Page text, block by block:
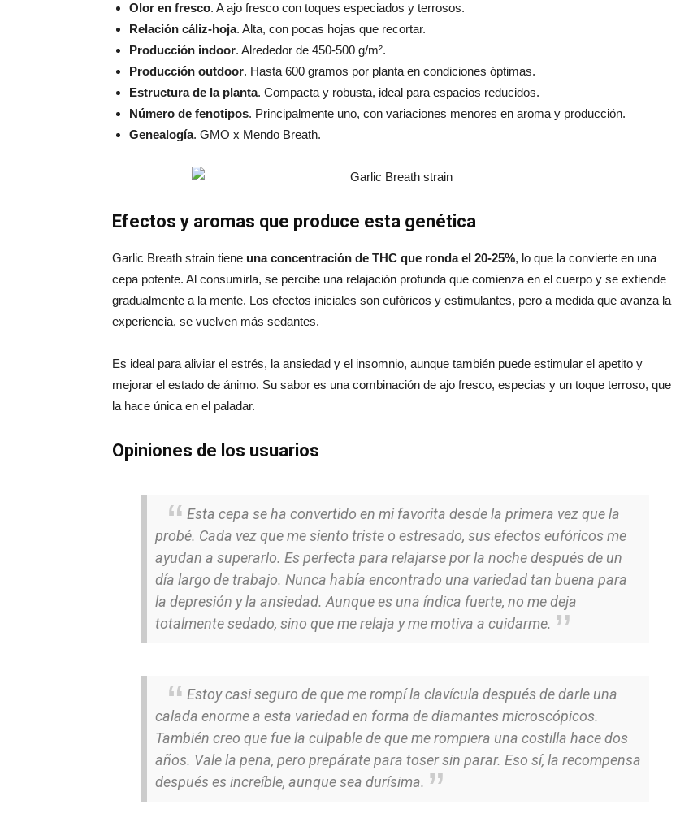
Olor en fresco. A ajo fresco con toques especiados y terrosos.
Relación cáliz-hoja. Alta, con pocas hojas que recortar.
Producción indoor. Alrededor de 450-500 g/m².
Producción outdoor. Hasta 600 gramos por planta en condiciones óptimas.
Estructura de la planta. Compacta y robusta, ideal para espacios reducidos.
Número de fenotipos. Principalmente uno, con variaciones menores en aroma y producción.
Genealogía. GMO x Mendo Breath.
Efectos y aromas que produce esta genética
Garlic Breath strain tiene una concentración de THC que ronda el 20-25%, lo que la convierte en una
cepa potente. Al consumirla, se percibe una relajación profunda que comienza en el cuerpo y se extiende
gradualmente a la mente. Los efectos iniciales son eufóricos y estimulantes, pero a medida que avanza la
experiencia, se vuelven más sedantes.
Es ideal para aliviar el estrés, la ansiedad y el insomnio, aunque también puede estimular el apetito y
mejorar el estado de ánimo. Su sabor es una combinación de ajo fresco, especias y un toque terroso, que
la hace única en el paladar.
Opiniones de los usuarios
Esta cepa se ha convertido en mi favorita desde la primera vez que la
probé. Cada vez que me siento triste o estresado, sus efectos eufóricos me
ayudan a superarlo. Es perfecta para relajarse por la noche después de un
día largo de trabajo. Nunca había encontrado una variedad tan buena para
la depresión y la ansiedad. Aunque es una índica fuerte, no me deja
totalmente sedado, sino que me relaja y me motiva a cuidarme.
Estoy casi seguro de que me rompí la clavícula después de darle una
calada enorme a esta variedad en forma de diamantes microscópicos.
También creo que fue la culpable de que me rompiera una costilla hace dos
años. Vale la pena, pero prepárate para toser sin parar. Eso sí, la recompensa
después es increíble, aunque sea durísima.